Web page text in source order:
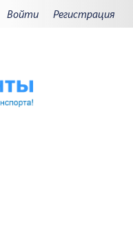
Войти Регистрация